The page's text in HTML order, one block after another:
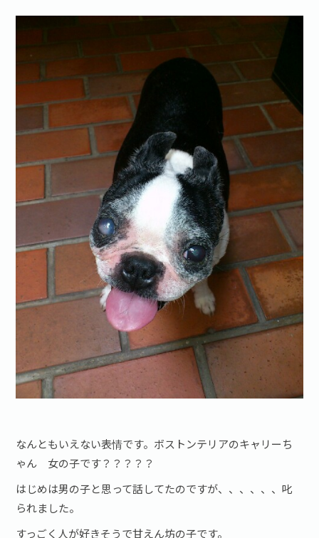
なんともいえない表情です。ボストンテリアのキャリーち
ゃん 女の子です？？？？？
はじめは男の子と思って話してたのですが、、、、、、叱
られました。
すっごく人が好きそうで甘えん坊の子です。